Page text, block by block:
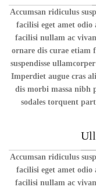
Accumsan ridiculus
facilisi eget amet odio
facilisi nullam ac
ornare dis curae etiam
suspendisse
Imperdiet augue cras
dis morbi massa nibh
sodales torquent
Accumsan ridiculus
facilisi eget amet odio
facilisi nullam ac